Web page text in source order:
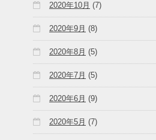
2020年10月 (7)
2020年9月 (8)
2020年8月 (5)
2020年7月 (5)
2020年6月 (9)
2020年5月 (7)